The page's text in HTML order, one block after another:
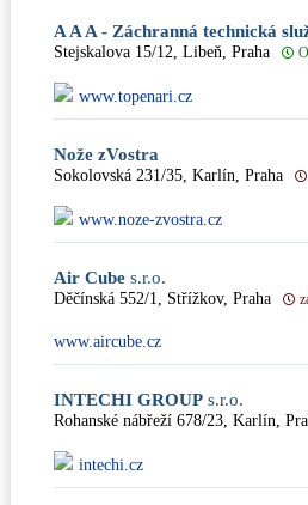
A A A - Záchranná technická
Stejskalova 15/12, Libeň, Praha
www.topenari.cz
Nože zVostra
Sokolovská 231/35, Karlín, Praha
www.noze-zvostra.cz
Air Cube s.r.o.
Děčínská 552/1, Střížkov, Praha
www.aircube.cz
INTECHI GROUP s.r.o.
Rohanské nábřeží 678/23, Karlín,
intechi.cz